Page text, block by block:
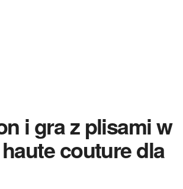
i gra z plisami w
couture dla